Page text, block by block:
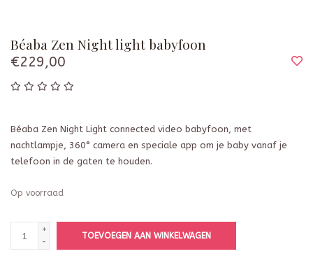
Béaba Zen Night light babyfoon
€229,00
Béaba Zen Night Light connected video babyfoon, met
nachtlampje, 360° camera en speciale app om je baby vanaf je
telefoon in de gaten te houden.
Op voorraad
+
-
TOEVOEGEN AAN WINKELWAGEN